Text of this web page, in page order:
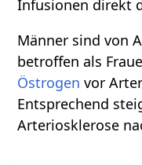
Infusionen direkt
Männer sind von
betroffen als
Östrogen vor
Entsprechend
Arteriosklerose